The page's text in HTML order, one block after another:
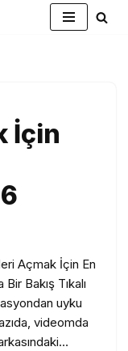
İçin
Açmak İçin En
Bakış Tıkalı
uyku
videomda